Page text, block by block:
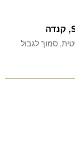
סמוך לגבול